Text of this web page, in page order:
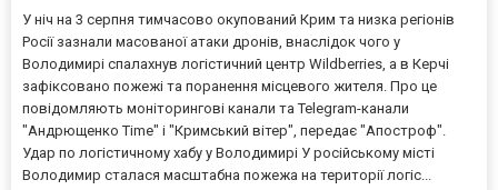
У ніч на 3 серпня тимчасово окупований Крим та низка регіонів
Росії зазнали масованої атаки дронів, внаслідок чого у
Володимирі спалахнув логістичний центр Wildberries, а в Керчі
зафіксовано пожежі та поранення місцевого жителя. Про це
повідомляють моніторингові канали та Telegram-канали
"Андрющенко Time" і "Кримський вітер", передає "Апостроф".
Удар по логістичному хабу у Володимирі У російському місті
Володимир сталася масштабна пожежа на території логіс...